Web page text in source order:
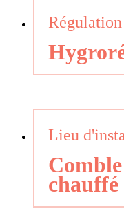
Lieu
chauffé